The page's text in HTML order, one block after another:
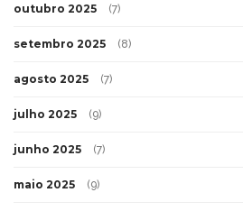
outubro 2025 (7)
setembro 2025 (8)
agosto 2025 (7)
julho 2025 (9)
junho 2025 (7)
maio 2025 (9)